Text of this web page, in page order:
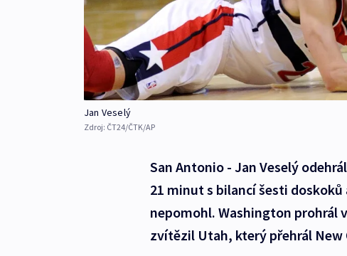
Jan Veselý
Zdroj: ČT24/ČTK/AP
San Antonio - Jan Veselý
21 minut s bilancí šesti
nepomohl. Washington prohrál
zvítězil Utah, který přehrál New